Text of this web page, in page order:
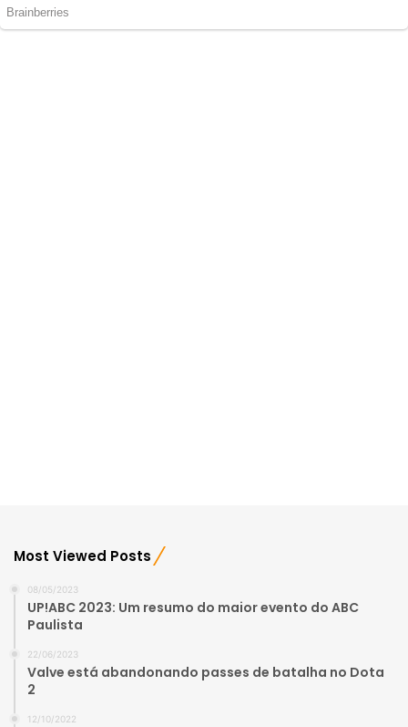
Most Viewed Posts
08/05/2023
UP!ABC 2023: Um resumo do maior evento do ABC
Paulista
22/06/2023
Valve está abandonando passes de batalha no Dota
2
12/10/2022